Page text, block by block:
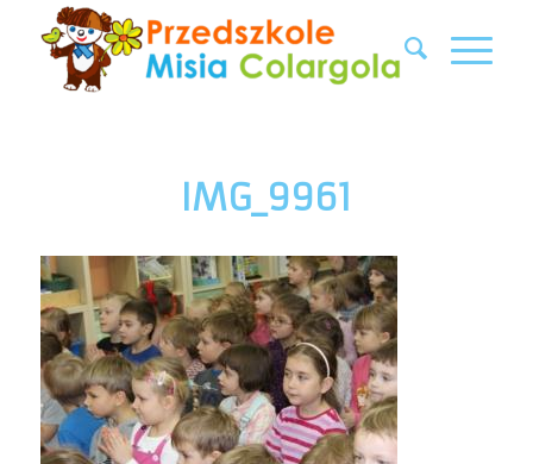
IMG_9961